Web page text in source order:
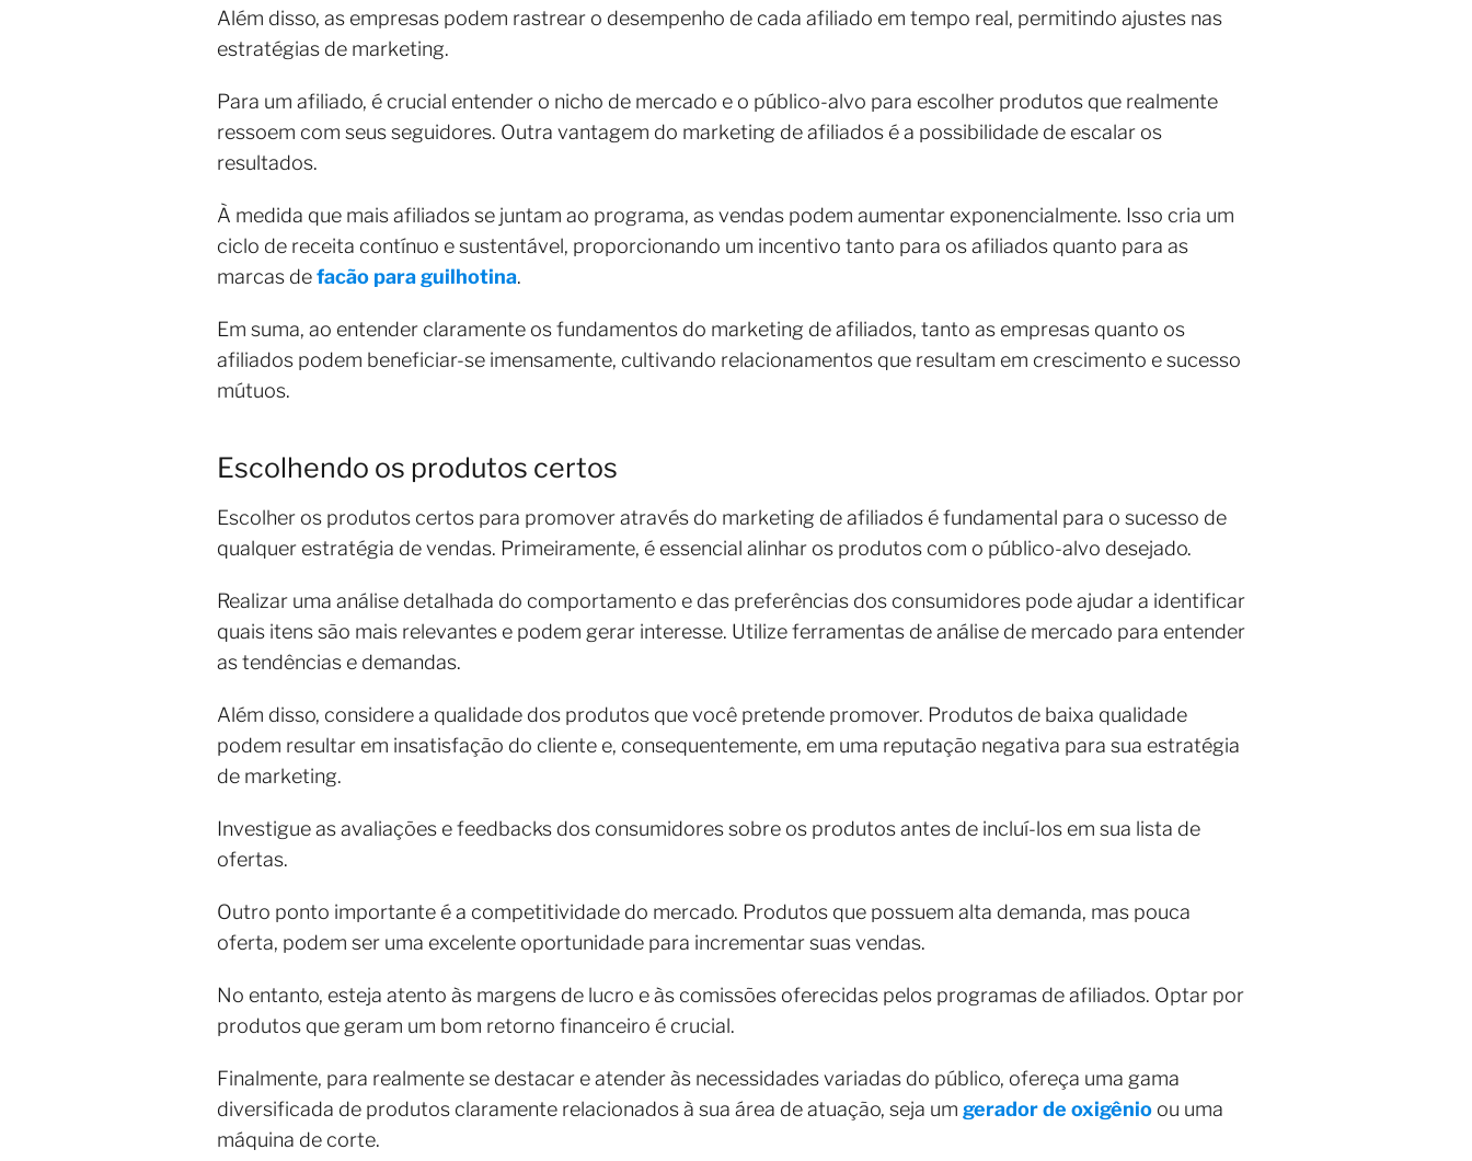
Além disso, as empresas podem rastrear o desempenho de cada afiliado em tempo real, permitindo ajustes nas
estratégias de marketing.
Para um afiliado, é crucial entender o nicho de mercado e o público-alvo para escolher produtos que realmente
ressoem com seus seguidores. Outra vantagem do marketing de afiliados é a possibilidade de escalar os
resultados.
À medida que mais afiliados se juntam ao programa, as vendas podem aumentar exponencialmente. Isso cria um
ciclo de receita contínuo e sustentável, proporcionando um incentivo tanto para os afiliados quanto para as
marcas defacão para guilhotina.
Em suma, ao entender claramente os fundamentos do marketing de afiliados, tanto as empresas quanto os
afiliados podem beneficiar-se imensamente, cultivando relacionamentos que resultam em crescimento e sucesso
mútuos.
Escolhendo os produtos certos
Escolher os produtos certos para promover através do marketing de afiliados é fundamental para o sucesso de
qualquer estratégia de vendas. Primeiramente, é essencial alinhar os produtos com o público-alvo desejado.
Realizar uma análise detalhada do comportamento e das preferências dos consumidores pode ajudar a identificar
quais itens são mais relevantes e podem gerar interesse. Utilize ferramentas de análise de mercado para entender
as tendências e demandas.
Além disso, considere a qualidade dos produtos que você pretende promover. Produtos de baixa qualidade
podem resultar em insatisfação do cliente e, consequentemente, em uma reputação negativa para sua estratégia
de marketing.
Investigue as avaliações e feedbacks dos consumidores sobre os produtos antes de incluí-los em sua lista de
ofertas.
Outro ponto importante é a competitividade do mercado. Produtos que possuem alta demanda, mas pouca
oferta, podem ser uma excelente oportunidade para incrementar suas vendas.
No entanto, esteja atento às margens de lucro e às comissões oferecidas pelos programas de afiliados. Optar por
produtos que geram um bom retorno financeiro é crucial.
Finalmente, para realmente se destacar e atender às necessidades variadas do público, ofereça uma gama
diversificada de produtos claramente relacionados à sua área de atuação, seja um gerador de oxigênio ou uma
máquina de corte.